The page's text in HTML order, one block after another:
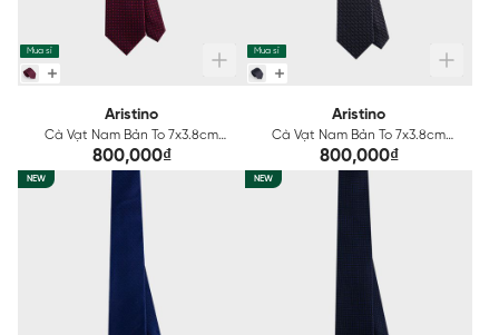
Mua sỉ
Aristino
Cà Vạt Nam Bản To 7x3.8cm
Aristino ATI0050S2
800,000₫
Mua sỉ
Aristino
Cà Vạt Nam Bản To 7x3.8cm
Aristino ATI0070S2
800,000₫
NEW NEW